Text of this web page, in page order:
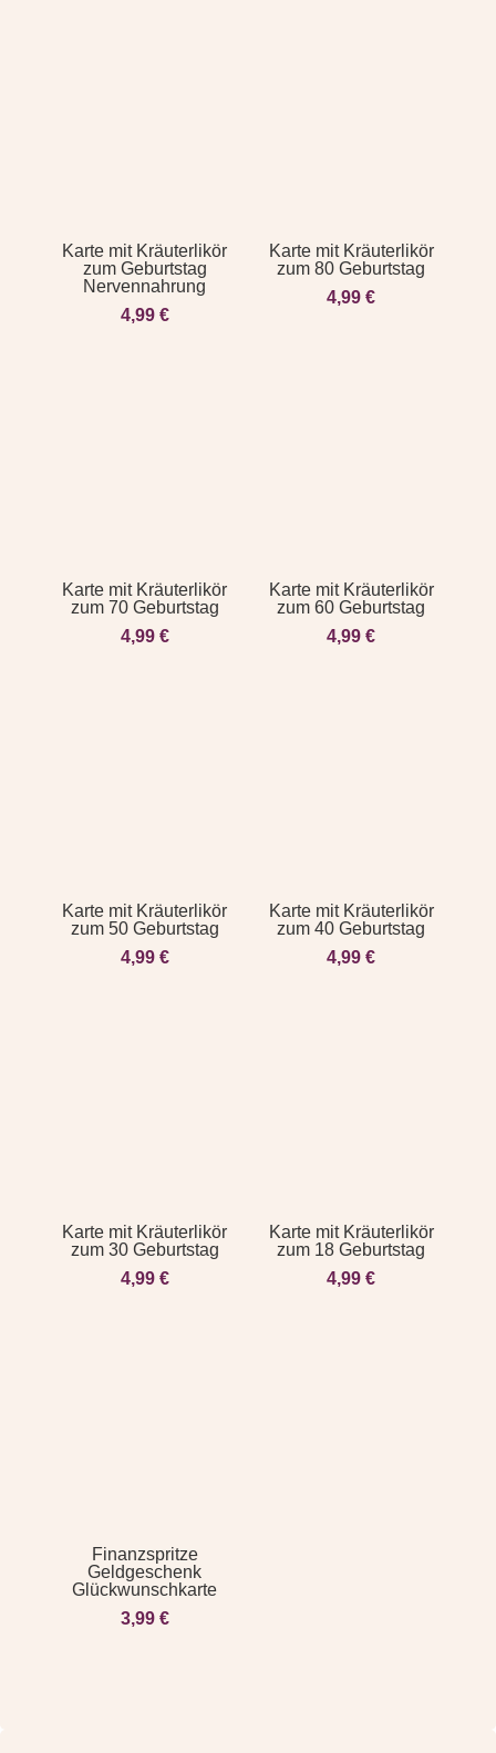
Karte mit Kräuterlikör
zum Geburtstag
Nervennahrung
4,99 €
Karte mit Kräuterlikör
zum 80 Geburtstag
4,99€
Karte mit Kräuterlikör
zum 70 Geburtstag
4,99 €
Karte mit Kräuterlikör
zum 60 Geburtstag
4,99€
Karte mit Kräuterlikör
zum 50 Geburtstag
4,99 €
Karte mit Kräuterlikör
zum 40 Geburtstag
4,99€
Karte mit Kräuterlikör
zum 30 Geburtstag
4,99 €
Karte mit Kräuterlikör
zum 18 Geburtstag
4,99€
Finanzspritze
Geldgeschenk
Glückwunschkarte
3,99 €